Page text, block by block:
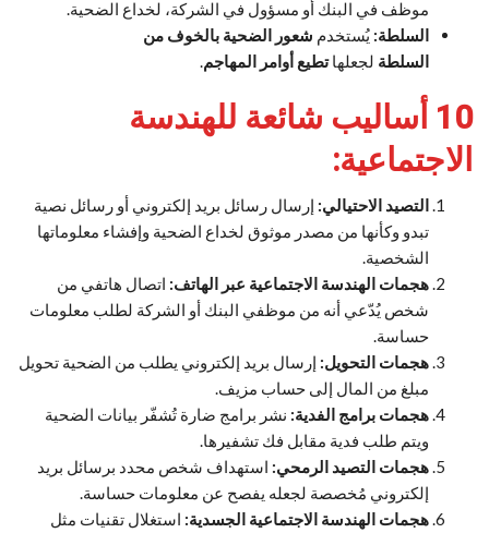
موظف في البنك أو مسؤول في الشركة، لخداع الضحية.
السلطة: يُستخدم شعور الضحية بالخوف من
السلطة لجعلهاتطيع أوامر المهاجم
10 أساليب شائعة للهندسة
الاجتماعية:
التصيد الاحتيالي: إرسال رسائل بريد إلكتروني أو رسائل نصية
تبدو وكأنها من مصدر موثوق لخداع الضحية وإفشاء معلوماتها
الشخصية.
هجمات الهندسة الاجتماعية عبر الهاتف: اتصال هاتفي من
شخص يُدّعي أنه من موظفي البنك أو الشركة لطلب معلومات
حساسة.
هجمات التحويل: إرسال بريد إلكتروني يطلب من الضحية تحويل
مبلغ من المال إلى حساب مزيف.
هجمات برامج الفدية: نشر برامج ضارة تُشفّر بيانات الضحية
ويتم طلب فدية مقابل فك تشفيرها.
هجمات التصيد الرمحي: استهداف شخص محدد برسائل بريد
إلكتروني مُخصصة لجعله يفصح عن معلومات حساسة.
هجمات الهندسة الاجتماعية الجسدية: استغلال تقنيات مثل